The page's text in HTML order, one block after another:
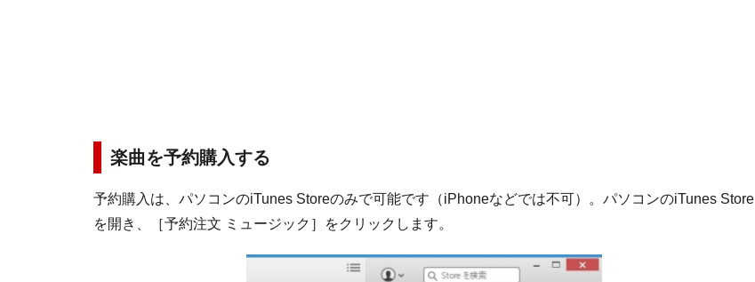
楽曲を予約購入する
予約購入は、パソコンのiTunes Storeのみで可能です（iPhoneなどでは不可）。パソコンのiTunes Store
を開き、［予約注文 ミュージック］をクリックします。